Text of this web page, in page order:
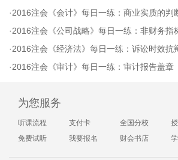
·2016注会《会计》每日一练：商业实质的判断
·2016注会《公司战略》每日一练：非财务指标的相关内
·2016注会《经济法》每日一练：诉讼时效抗辩
·2016注会《审计》每日一练：审计报告盖章
为您服务
听课流程 支付卡 全国分校
免费试听
我要报名 财会书店